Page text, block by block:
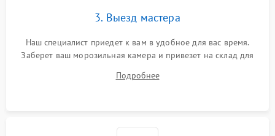
3. Выезд мастера
Наш специалист приедет к вам в удобное для вас время.
Заберет ваш морозильная камера и привезет на склад для
Подробнее